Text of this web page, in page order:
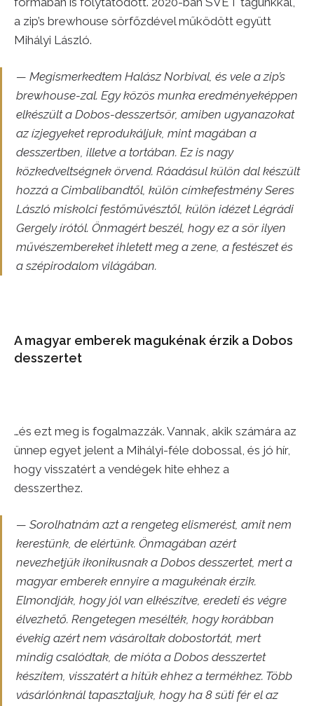
a zip’s brewhouse sörfőzdével működött együtt
Mihályi László.
— Megismerkedtem Halász Norbival, és vele a zip’s
brewhouse-zal. Egy közös munka eredményeképpen
elkészült a Dobos-desszertsör, amiben ugyanazokat
az ízjegyeket reprodukáljuk, mint magában a
desszertben, illetve a tortában. Ez is nagy
közkedveltségnek örvend. Ráadásul külön dal készült
hozzá a Cimbalibandtől, külön címkefestmény Seres
László miskolci festőművésztől, külön idézet Légrádi
Gergely írótól. Önmagért beszél, hogy ez a sör ilyen
művészembereket ihletett meg a zene, a festészet és
a szépirodalom világában.
A magyar emberek magukénak érzik a Dobos
desszertet
…és ezt meg is fogalmazzák. Vannak, akik számára az
ünnep egyet jelent a Mihályi-féle dobossal, és jó hír,
hogy visszatért a vendégek hite ehhez a
desszerthez.
— Sorolhatnám azt a rengeteg elismerést, amit nem
kerestünk, de elértünk. Önmagában azért
nevezhetjük ikonikusnak a Dobos desszertet, mert a
magyar emberek ennyire a magukénak érzik.
Elmondják, hogy jól van elkészítve, eredeti és végre
élvezhető. Rengetegen mesélték, hogy korábban
évekig azért nem vásároltak dobostortát, mert
mindig csalódtak, de mióta a Dobos desszertet
készítem, visszatért a hitük ehhez a termékhez. Több
vásárlónknál tapasztaljuk, hogy ha 8 süti fér el az